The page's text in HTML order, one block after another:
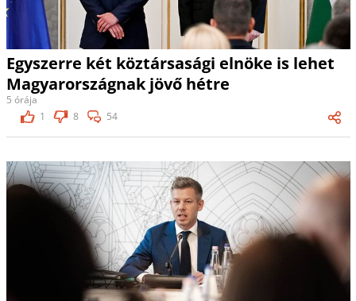
Egyszerre két köztársasági elnöke is lehet
Magyarországnak jövő hétre
5 órája
1
8 54